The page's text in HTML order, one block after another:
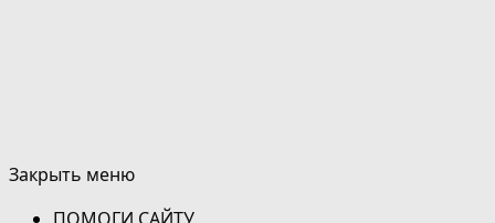
Закрыть меню